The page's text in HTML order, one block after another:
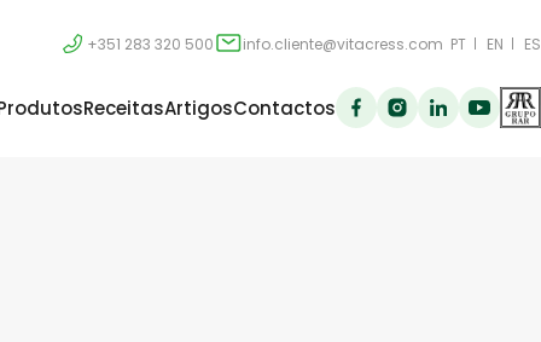
+351 283 320 500 info.cliente@vitacress.com PT EN ES
ReceitasArtigosContactos